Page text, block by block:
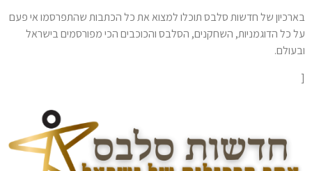
בארכיון של חדשות סלבס תוכלו למצוא את כל הכתבות שהתפרסמו אי פעם
על כל הדוגמניות, השחקנים, הסלבס והכוכבים הכי מפורסמים בישראל
ובעולם.
[